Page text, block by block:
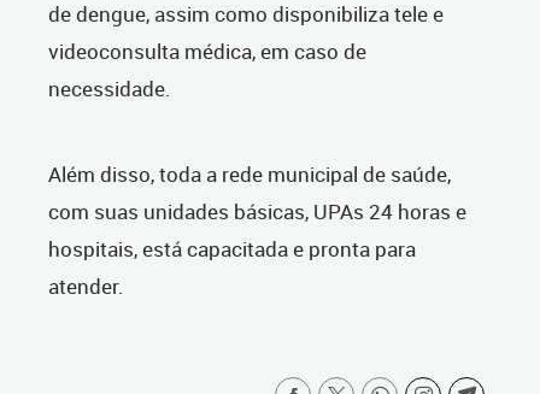
de dengue, assim como disponibiliza tele e
videoconsulta médica, em caso de
necessidade.
Além disso, toda a rede municipal de saúde,
com suas unidades básicas, UPAs 24 horas e
hospitais, está capacitada e pronta para
atender.